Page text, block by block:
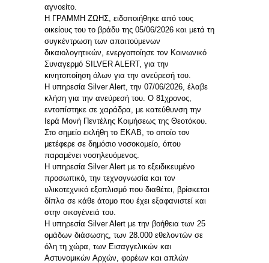
αγνοείτο.
Η ΓΡΑΜΜΗ ΖΩΗΣ, ειδοποιήθηκε από τους
οικείους του το βράδυ της 05/06/2026 και μετά τη
συγκέντρωση των απαιτούμενων
δικαιολογητικών, ενεργοποίησε τον Κοινωνικό
Συναγερμό SILVER ALERT, για την
κινητοποίηση όλων για την ανεύρεσή του.
Η υπηρεσία Silver Alert, την 07/06/2026, έλαβε
κλήση για την ανεύρεσή του. Ο 81χρονος,
εντοπίστηκε σε χαράδρα, με κατεύθυνση την
Ιερά Μονή Πεντέλης Κοιμήσεως της Θεοτόκου.
Στο σημείο εκλήθη το ΕΚΑΒ, το οποίο τον
μετέφερε σε δημόσιο νοσοκομείο, όπου
παραμένει νοσηλευόμενος.
Η υπηρεσία Silver Alert με το εξειδικευμένο
προσωπικό, την τεχνογνωσία και τον
υλικοτεχνικό εξοπλισμό που διαθέτει, βρίσκεται
δίπλα σε κάθε άτομο που έχει εξαφανιστεί και
στην οικογένειά του.
Η υπηρεσία Silver Alert με την βοήθεια των 25
ομάδων διάσωσης, των 28.000 εθελοντών σε
όλη τη χώρα, των Εισαγγελικών και
Αστυνομικών Αρχών, φορέων και απλών